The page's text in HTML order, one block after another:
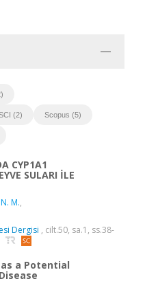
(2) Scopus (5)
CYP1A1
SULARI İLE
M.,
Dergisi , cilt.50, sa.1, ss.38-
a Potential